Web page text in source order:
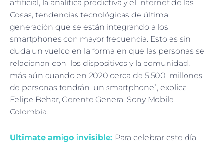
artificial, la analítica predictiva y el Internet de las
Cosas, tendencias tecnológicas de última
generación que se están integrando a los
smartphones con mayor frecuencia. Esto es sin
duda un vuelco en la forma en que las personas se
relacionan con los dispositivos y la comunidad,
más aún cuando en 2020 cerca de 5.500 millones
de personas tendrán un smartphone”, explica
Felipe Behar, Gerente General Sony Mobile
Colombia.
Ultimate amigo invisible: Para celebrar este día